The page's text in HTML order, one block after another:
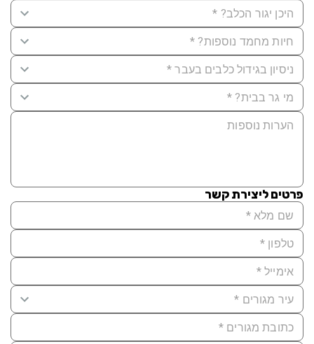
פרטים ליצירת קשר